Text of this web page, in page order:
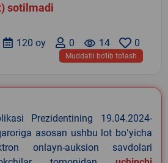
sotilmadi
0
remove_red_eye 14
0
120 oy
Muddatli bo‘lib to‘lash
Prezidentining 19.04.2024-
asosan ushbu lot boʻyicha
onlayn-auksion savdolari